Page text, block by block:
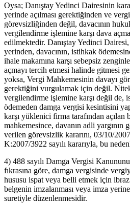
Oysa; Danıştay Yedinci Dairesinin
yerinde açılması gerektiğinden ve
görevsizliğinden değil, davacının
vergilendirme işlemine karşı dava
edilmektedir. Danıştay Yedinci Dairesi,
yerinden, davacının, istihkak
ihale makamına karşı sebepsiz
açmayı tercih etmesi halinde gitmesi
yoksa, Vergi Mahkemesinin davayı
gerektiğini vurgulamak için değil.
vergilendirme işlemine karşı değil de,
ödemeden damga vergisi kesintisini
karşı yüklenici firma tarafından açılan
mahkemesince, davanın adli
verilen görevsizlik kararını, 03/10/
K:2007/3922 sayılı kararıyla, bu
4) 488 sayılı Damga Vergisi
fıkrasına göre, damga vergisinde
hususu ispat veya belli etmek için
belgenin imzalanması veya imza
suretiyle düzenlenmesidir.